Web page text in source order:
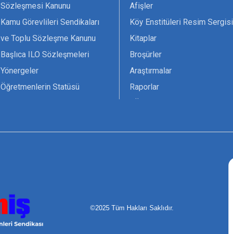
Sözleşmesi Kanunu
Kamu Görevlileri Sendikaları
ve Toplu Sözleşme Kanunu
Başlıca ILO Sözleşmeleri
Yönergeler
Öğretmenlerin Statüsü
Seçim Formları
Afişler
Köy Enstitüleri Resim Sergisi
Kitaplar
Broşürler
Araştırmalar
Raporlar
Pankartlar
©2025 Tüm Hakları Saklıdır.